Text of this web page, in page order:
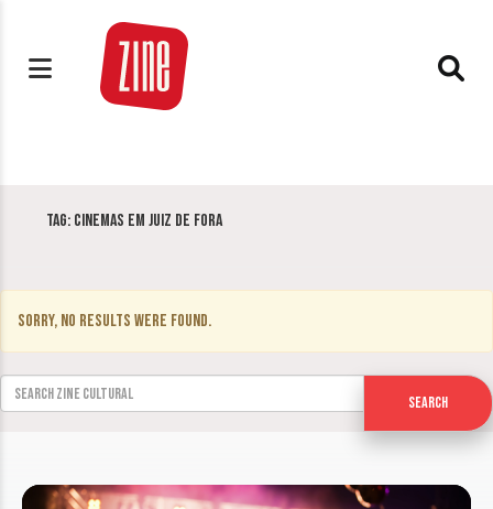
Tag: cinemas em juiz de fora
Sorry, no results were found.
Search for:
Search